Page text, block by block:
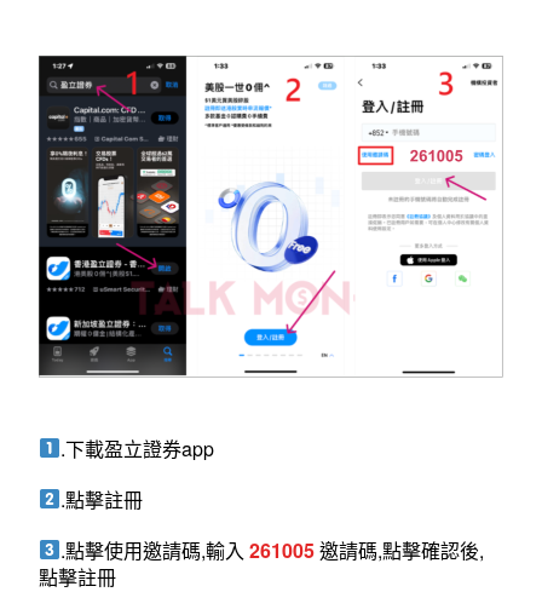
.下載盈立證券app
.點擊註冊
.點擊使用邀請碼,輸入261005邀請碼,點擊確認後,
點擊註冊